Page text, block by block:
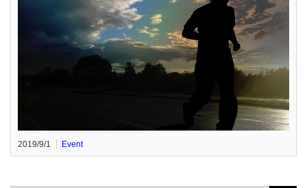
2019/9/1 Event